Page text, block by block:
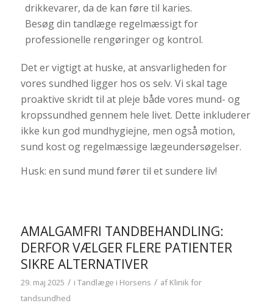
drikkevarer, da de kan føre til karies.
Besøg din tandlæge regelmæssigt for
professionelle rengøringer og kontrol.
Det er vigtigt at huske, at ansvarligheden for
vores sundhed ligger hos os selv. Vi skal tage
proaktive skridt til at pleje både vores mund- og
kropssundhed gennem hele livet. Dette inkluderer
ikke kun god mundhygiejne, men også motion,
sund kost og regelmæssige lægeundersøgelser.
Husk: en sund mund fører til et sundere liv!
AMALGAMFRI TANDBEHANDLING:
DERFOR VÆLGER FLERE PATIENTER
SIKRE ALTERNATIVER
29. maj 2025 / i Tandlæge i Horsens / afKlinik for
tandsundhed